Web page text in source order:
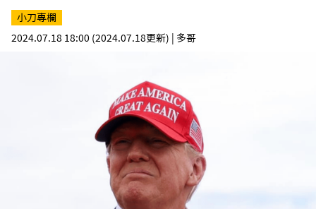
小刀專欄
2024.07.18 18:00 (2024.07.18更新) | 多哥